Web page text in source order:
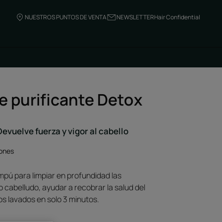
NUESTROS PUNTOS DE VENTA NEWSLETTERHair Confidential
purificante Detox
fuerza y vigor al cabello
para limpiar en profundidad las
cabelludo, ayudar a recobrar la salud del
lavados en solo 3 minutos.